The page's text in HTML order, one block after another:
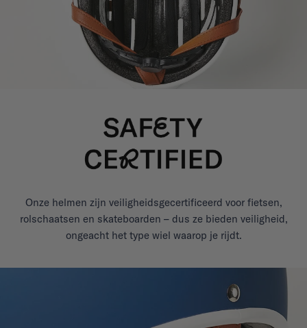
Onze helmen zijn veiligheidsgecertificeerd voor fietsen,
rolschaatsen en skateboarden – dus ze bieden veiligheid,
ongeacht het type wiel waarop je rijdt.